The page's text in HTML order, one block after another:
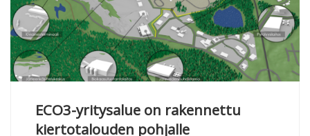
ECO3-yritysalue on rakennettu
kiertotalouden pohjalle